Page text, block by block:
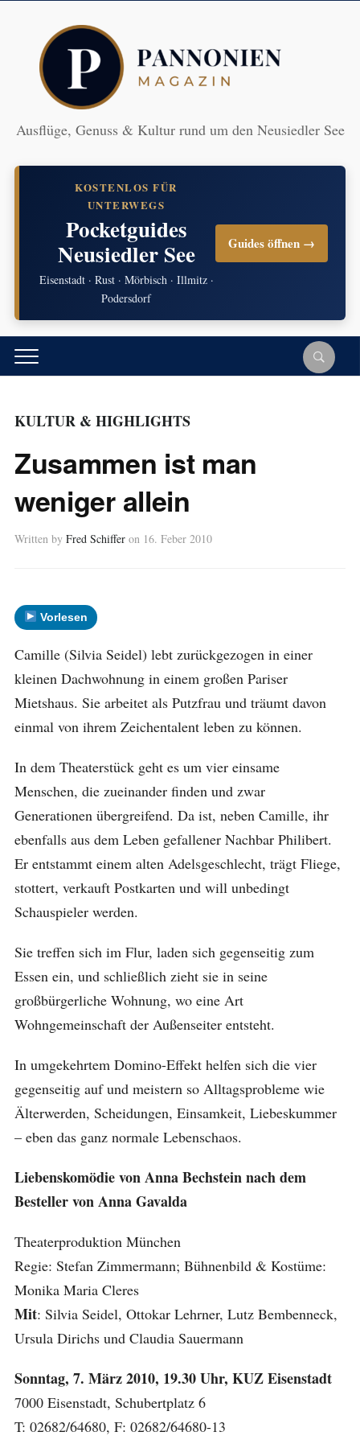
Ausflüge, Genuss & Kultur rund um den Neusiedler See
KOSTENLOS FÜR
UNTERWEGS
Pocketguides
Neusiedler See
Eisenstadt · Rust · Mörbisch · Illmitz ·
Podersdorf
Guides öffnen →
KULTUR & HIGHLIGHTS
Zusammen ist man
weniger allein
Written by Fred Schiffer on 16. Feber 2010
Vorlesen
Camille (Silvia Seidel) lebt zurückgezogen in einer
kleinen Dachwohnung in einem großen Pariser
Mietshaus. Sie arbeitet als Putzfrau und träumt davon
einmal von ihrem Zeichentalent leben zu können.
In dem Theaterstück geht es um vier einsame
Menschen, die zueinander finden und zwar
Generationen übergreifend. Da ist, neben Camille, ihr
ebenfalls aus dem Leben gefallener Nachbar Philibert.
Er entstammt einem alten Adelsgeschlecht, trägt Fliege,
stottert, verkauft Postkarten und will unbedingt
Schauspieler werden.
Sie treffen sich im Flur, laden sich gegenseitig zum
Essen ein, und schließlich zieht sie in seine
großbürgerliche Wohnung, wo eine Art
Wohngemeinschaft der Außenseiter entsteht.
In umgekehrtem Domino-Effekt helfen sich die vier
gegenseitig auf und meistern so Alltagsprobleme wie
Älterwerden, Scheidungen, Einsamkeit, Liebeskummer
– eben das ganz normale Lebenschaos.
Liebenskomödie von Anna Bechstein nach dem
Besteller von Anna Gavalda
Theaterproduktion München
Regie: Stefan Zimmermann; Bühnenbild & Kostüme:
Monika Maria Cleres
Mit: Silvia Seidel, Ottokar Lehrner, Lutz Bembenneck,
Ursula Dirichs und Claudia Sauermann
Sonntag, 7. März 2010, 19.30 Uhr, KUZ Eisenstadt
7000 Eisenstadt, Schubertplatz 6
T: 02682/64680, F: 02682/64680-13